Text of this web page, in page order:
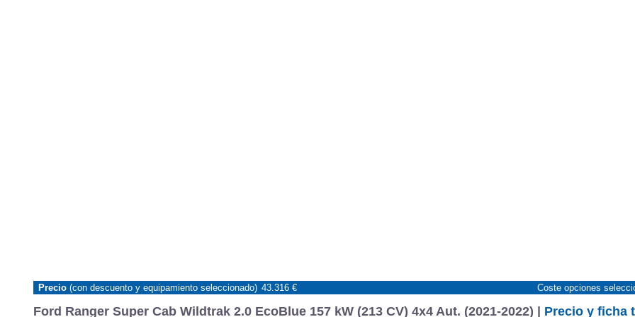
Ford Ranger Super Cab Wildtrak 2.0 EcoBlue 157 kW (213 CV) 4x4 Aut. (2021-2022) | Precio y ficha
Precio (con descuento y equipamiento seleccionado) 43.316 € Coste opciones